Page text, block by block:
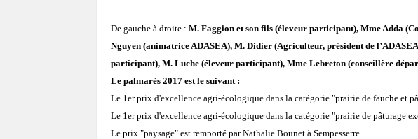
De gauche à droite : M. Faggion et son fils (éleveur participant), Mme Adda
Nguyen (animatrice ADASEA), M. Didier (Agriculteur, président de
participant), M. Luche (éleveur participant), Mme Lebreton (conseillère
Le palmarès 2017 est le suivant :
Le 1er prix d'excellence agri-écologique dans la catégorie "prairie de fauche et
Le 1er prix d'excellence agri-écologique dans la catégorie "prairie de pâturage
Le prix "paysage" est remporté par Nathalie Bounet à Sempesserre